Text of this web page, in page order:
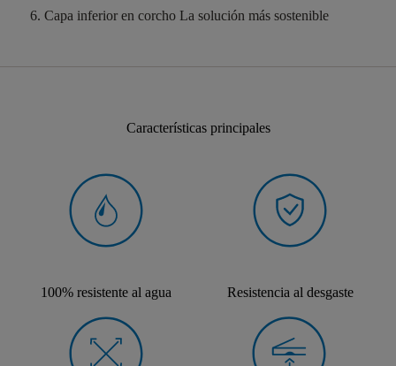
Capa inferior en corcho La solución más sostenible
Características principales
100% resistente al agua Resistencia al desgaste